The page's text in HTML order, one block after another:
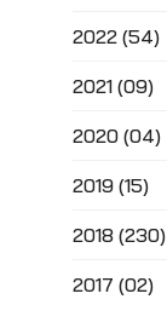
2022 (54)
2021 (09)
2020 (04)
2019 (15)
2018 (230)
2017 (02)